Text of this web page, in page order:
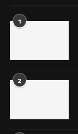
1
2